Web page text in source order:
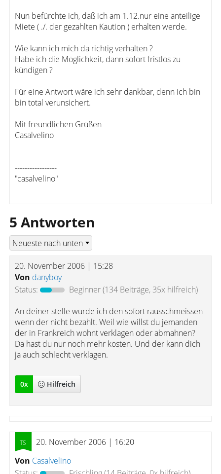
Nun befürchte ich, daß ich am 1.12.nur eine anteilige
Miete ( ./. der gezahlten Kaution ) erhalten werde.
Wie kann ich mich da richtig verhalten ?
Habe ich die Möglichkeit, dann sofort fristlos zu
kündigen ?
Für eine Antwort wäre ich sehr dankbar, denn ich bin
bin total verunsichert.
Mit freundlichen Grüßen
Casalvelino
-----------------
"casalvelino"
5 Antworten
20. November 2006 | 15:28
Von danyboy
Status:
Beginner(134 Beiträge, 35x hilfreich)
An deiner stelle würde ich den sofort rausschmeissen
wenn der nicht bezahlt. Weil wie willst du jemanden
der in Frankreich wohnt verklagen oder abmahnen?
Da hast du nur noch mehr kosten. Und der kann dich
ja auch schlecht verklagen.
0x Hilfreich
20. November 2006 | 16:20
Von Casalvelino